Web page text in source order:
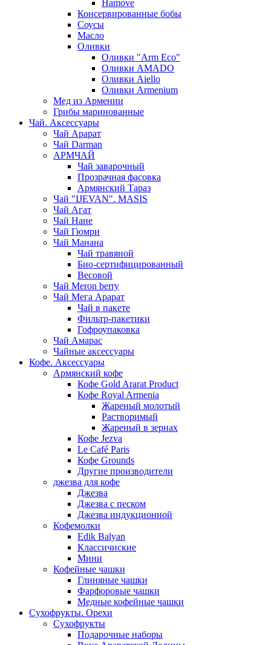
Hamove
Консервированные бобы
Соусы
Масло
Оливки
Оливки "Arm Eco"
Оливки AMADO
Оливки Aiello
Оливки Armenium
Мед из Армении
Грибы маринованные
Чай. Аксессуары
Чай Арарат
Чай Darman
АРМЧАЙ
Чай заварочный
Прозрачная фасовка
Армянский Тараз
Чай "IJEVAN". MASIS
Чай Агат
Чай Нане
Чай Гюмри
Чай Манана
Чай травяной
Био-сертифицированный
Весовой
Чай Meron berry
Чай Мега Арарат
Чай в пакете
Фильтр-пакетики
Гофроупаковка
Чай Амарас
Чайные аксессуары
Кофе. Аксессуары
Армянский кофе
Кофе Gold Ararat Product
Кофе Royal Armenia
Жареный молотый
Растворимый
Жареный в зернах
Кофе Jezva
Le Café Paris
Кофе Grounds
Другие производители
джезва для кофе
Джезва
Джезва с песком
Джезва индукционной
Кофемолки
Edik Balyan
Классичиские
Мини
Кофейные чашки
Глиняные чашки
Фарфоровые чашки
Медные кофейные чашки
Сухофрукты. Орехи
Сухофрукты
Подарочные наборы